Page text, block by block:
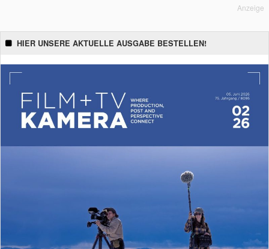
Anzeige
HIER UNSERE AKTUELLE AUSGABE BESTELLEN!